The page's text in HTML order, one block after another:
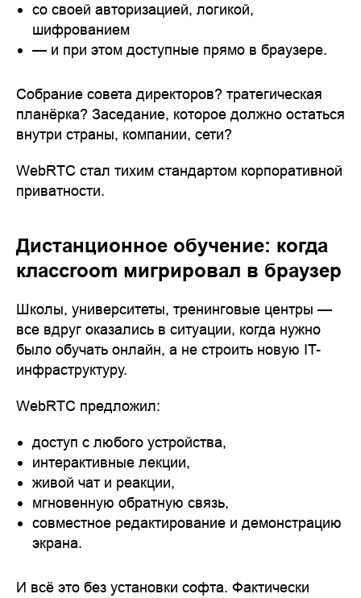
со своей авторизацией, логикой,
шифрованием
— и при этом доступные прямо в браузере.
Собрание совета директоров? тратегическая
планёрка? Заседание, которое должно остаться
внутри страны, компании, сети?
WebRTC стал тихим стандартом корпоративной
приватности.
Дистанционное обучение: когда
классroom мигрировал в браузер
Школы, университеты, тренинговые центры —
все вдруг оказались в ситуации, когда нужно
было обучать онлайн, а не строить новую IT-
инфраструктуру.
WebRTC предложил:
доступ с любого устройства,
интерактивные лекции,
живой чат и реакции,
мгновенную обратную связь,
совместное редактирование и демонстрацию
экрана.
И всё это без установки софта. Фактически